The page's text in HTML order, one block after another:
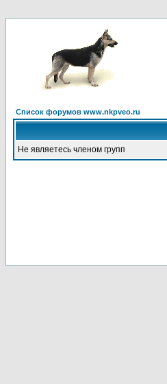
Список форумов www.nkpveo.ru
Не являетесь членом групп